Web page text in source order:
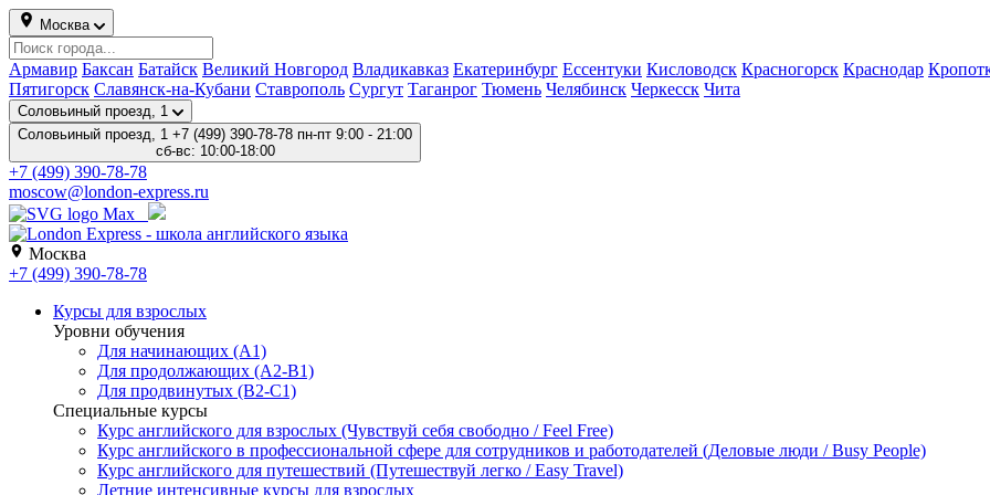
Москва
Армавир Баксан Батайск Великий Новгород Владикавказ Екатеринбург Ессентуки Кисловодск Красногорск Краснодар
Пятигорск Славянск-на-Кубани Ставрополь Сургут Таганрог Тюмень Челябинск Черкесск Чита
Соловьиный проезд, 1
Соловьиный проезд, 1 +7 (499) 390-78-78 пн-пт 9:00 - 21:00
сб-вс: 10:00-18:00
+7 (499) 390-78-78
moscow@london-express.ru
Москва
+7 (499) 390-78-78
Курсы для взрослых
Уровни обучения
Для начинающих (A1)
Для продолжающих (A2-B1)
Для продвинутых (B2-C1)
Специальные курсы
Курс английского для взрослых (Чувствуй себя свободно / Feel Free)
Курс английского в профессиональной сфере для сотрудников и работодателей (Деловые люди / Busy People)
Курс английского для путешествий (Путешествуй легко / Easy Travel)
Летние интенсивные курсы для взрослых